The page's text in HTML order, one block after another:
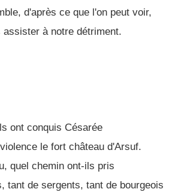
d'après ce que l'on peut voir,
à notre détriment.
ont conquis Césarée
le fort château d'Arsuf.
quel chemin ont-ils pris
tant de sergents, tant de bourgeois